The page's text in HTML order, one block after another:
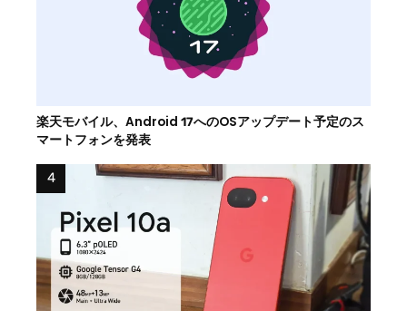
楽天モバイル、Android 17へのOSアップデート予定のス
マートフォンを発表